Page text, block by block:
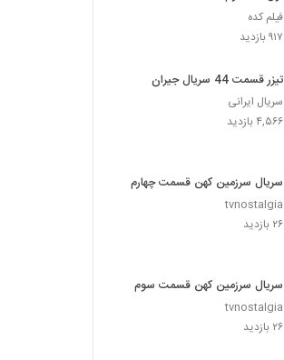
فیلم کده
۹۱۷ بازدید
تیزر قسمت 44 سریال جیران
سریال ایرانی
۴,۵۶۶ بازدید
سریال سرزمین کهن قسمت چهارم
tvnostalgia
۲۶ بازدید
سریال سرزمین کهن قسمت سوم
tvnostalgia
۲۶ بازدید